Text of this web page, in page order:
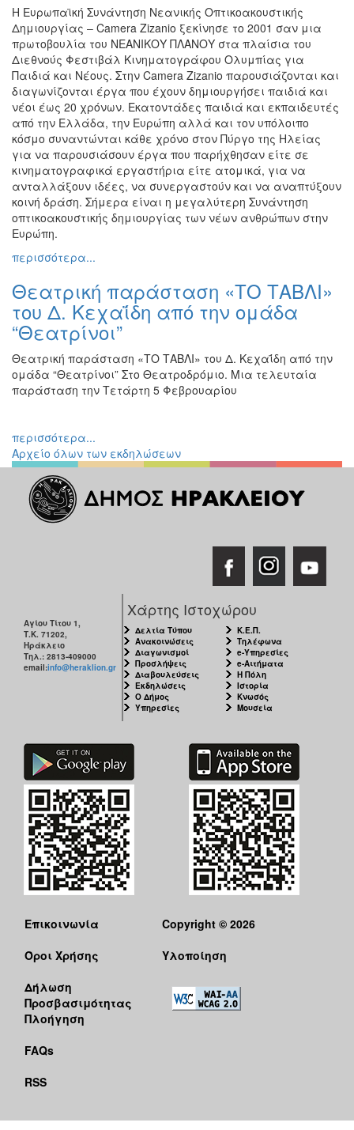
Σεμινάρια-
Διαλέξεις-
Ομιλίες
Διάφορες
Εκθέσεις
Εκδηλώσεις
για
Παιδιά
Άλλες
Εκδηλώσεις
ΤΟΠΟΣ
ΔΗΜΟΣ
ΠΟΛΙΤΙΣΜΟΣ
ΑΝΘΕΚΤΙΚΗ
Η Ευρωπαϊκή Συνάντηση Νεανικής Οπτικοακουστικής
Δημιουργίας – Camera Zizanio ξεκίνησε το 2001 σαν μια
πρωτοβουλία του ΝΕΑΝΙΚΟΥ ΠΛΑΝΟΥ στα πλαίσια του
Διεθνούς Φεστιβάλ Κινηματογράφου Ολυμπίας για
Παιδιά και Νέους. Στην Camera Zizanio παρουσιάζονται και
διαγωνίζονται έργα που έχουν δημιουργήσει παιδιά και
νέοι έως 20 χρόνων. Εκατοντάδες παιδιά και εκπαιδευτές
από την Ελλάδα, την Ευρώπη αλλά και τον υπόλοιπο
κόσμο συναντώνται κάθε χρόνο στον Πύργο της Ηλείας
για να παρουσιάσουν έργα που παρήχθησαν είτε σε
κινηματογραφικά εργαστήρια είτε ατομικά, για να
ανταλλάξουν ιδέες, να συνεργαστούν και να αναπτύξουν
κοινή δράση. Σήμερα είναι η μεγαλύτερη Συνάντηση
οπτικοακουστικής δημιουργίας των νέων ανθρώπων στην
Ευρώπη.
περισσότερα...
Θεατρική παράσταση «ΤΟ ΤΑΒΛΙ»
του Δ. Κεχαΐδη από την ομάδα
“Θεατρίνοι”
Θεατρική παράσταση «ΤΟ ΤΑΒΛΙ» του Δ. Κεχαΐδη από την
ομάδα “Θεατρίνοι” Στο Θεατροδρόμιο. Μια τελευταία
παράσταση την Τετάρτη 5 Φεβρουαρίου
περισσότερα...
Αρχείο όλων των εκδηλώσεων
Αγίου Τίτου 1,
Τ.Κ. 71202,
Ηράκλειο
Τηλ.: 2813-409000
email:info@heraklion.gr
Χάρτης Ιστοχώρου
Δελτία Τύπου
Ανακοινώσεις
Διαγωνισμοί
Προσλήψεις
Διαβουλεύσεις
Εκδηλώσεις
Ο Δήμος
Υπηρεσίες
Κ.Ε.Π.
Τηλέφωνα
e-Υπηρεσίες
e-Αιτήματα
Η Πόλη
Ιστορία
Κνωσός
Μουσεία
Επικοινωνία
Όροι Χρήσης
Δήλωση
Προσβασιμότητας
Πλοήγηση
FAQs
RSS
Copyright © 2026
Υλοποίηση